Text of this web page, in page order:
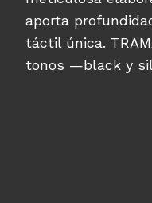
aporta
táctil única.
tonos —black y